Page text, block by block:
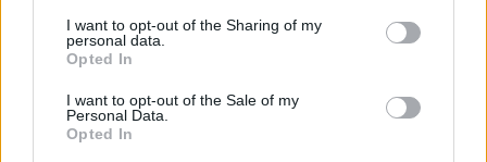
I want to opt-out of the Sharing of my
personal data.
Opted In
I want to opt-out of the Sale of my
Personal Data.
Opted In
Stockholm, brand hos Coop i Kristianstad och
dubbel våldtäkt i Stockholmsförort.
Nyhetssammandrag